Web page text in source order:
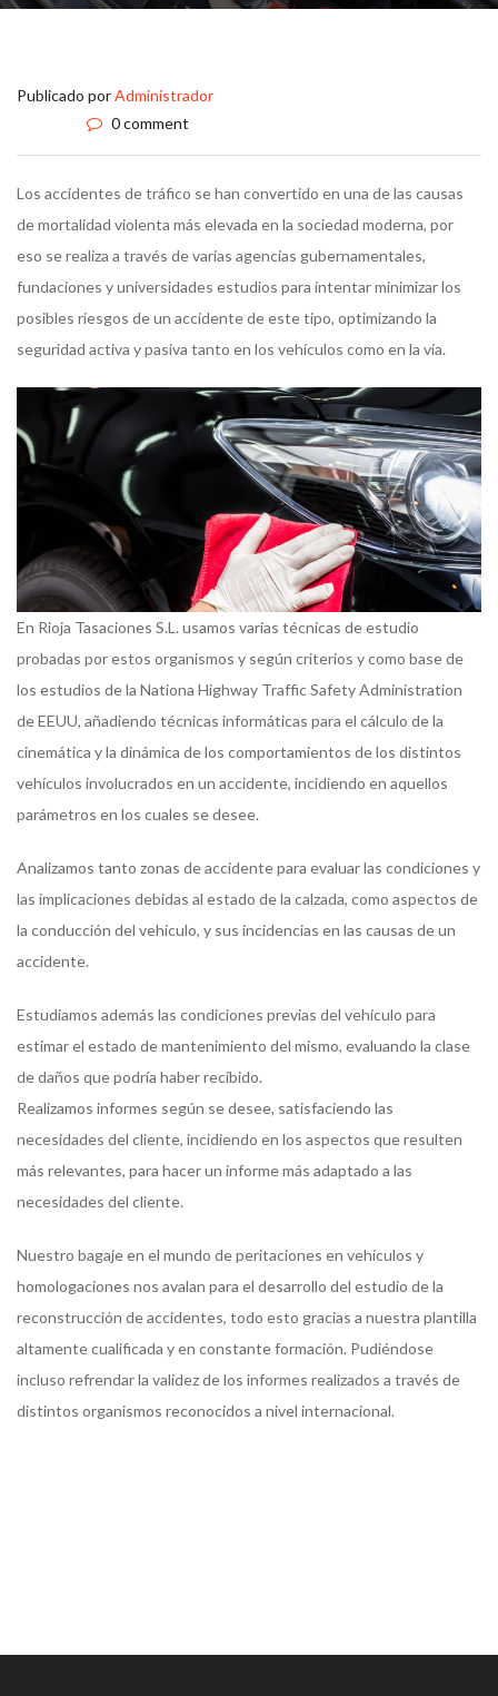
Publicado porAdministrador
0 comment
Los accidentes de tráfico se han convertido en una de las causas
de mortalidad violenta más elevada en la sociedad moderna, por
eso se realiza a través de varias agencias gubernamentales,
fundaciones y universidades estudios para intentar minimizar los
posibles riesgos de un accidente de este tipo, optimizando la
seguridad activa y pasiva tanto en los vehículos como en la vía.
En Rioja Tasaciones S.L. usamos varias técnicas de estudio
probadas por estos organismos y según criterios y como base de
los estudios de la Nationa Highway Traffic Safety Administration
de EEUU, añadiendo técnicas informáticas para el cálculo de la
cinemática y la dinámica de los comportamientos de los distintos
vehículos involucrados en un accidente, incidiendo en aquellos
parámetros en los cuales se desee.
Analizamos tanto zonas de accidente para evaluar las condiciones y
las implicaciones debidas al estado de la calzada, como aspectos de
la conducción del vehículo, y sus incidencias en las causas de un
accidente.
Estudiamos además las condiciones previas del vehículo para
estimar el estado de mantenimiento del mismo, evaluando la clase
de daños que podría haber recibido.
Realizamos informes según se desee, satisfaciendo las
necesidades del cliente, incidiendo en los aspectos que resulten
más relevantes, para hacer un informe más adaptado a las
necesidades del cliente.
Nuestro bagaje en el mundo de peritaciones en vehículos y
homologaciones nos avalan para el desarrollo del estudio de la
reconstrucción de accidentes, todo esto gracias a nuestra plantilla
altamente cualificada y en constante formación. Pudiéndose
incluso refrendar la validez de los informes realizados a través de
distintos organismos reconocidos a nivel internacional.